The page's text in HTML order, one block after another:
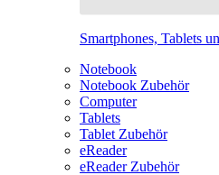
Smartphones, Tablets
Notebook
Notebook Zubehör
Computer
Tablets
Tablet Zubehör
eReader
eReader Zubehör